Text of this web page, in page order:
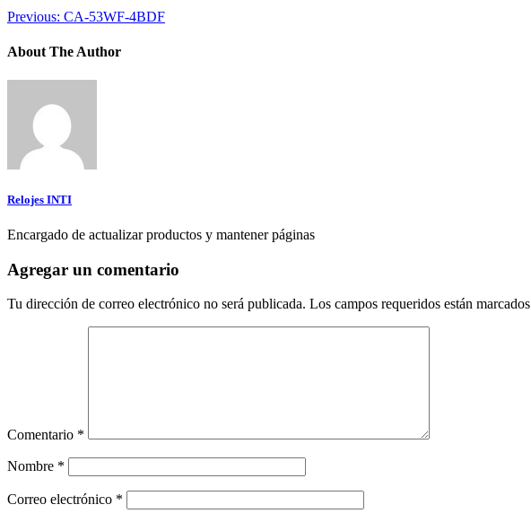
Previous: CA-53WF-4BDF
About The Author
Relojes INTI
Encargado de actualizar productos y mantener páginas
Agregar un comentario
Tu dirección de correo electrónico no será publicada. Los campos requeridos están marcados
Comentario *
Nombre *
Correo electrónico *